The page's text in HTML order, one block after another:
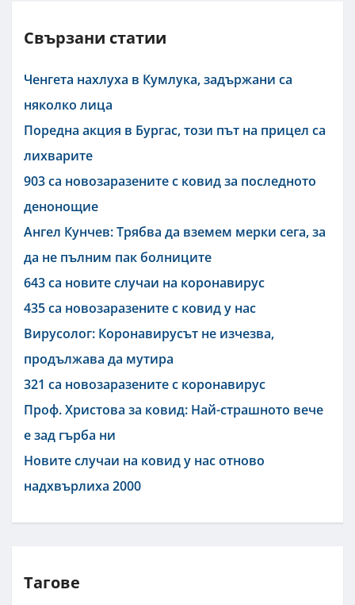
Свързани статии
Ченгета нахлуха в Кумлука, задържани са
няколко лица
Поредна акция в Бургас, този път на прицел са
лихварите
903 са новозаразените с ковид за последното
денонощие
Ангел Кунчев: Трябва да вземем мерки сега, за
да не пълним пак болниците
643 са новите случаи на коронавирус
435 са новозаразените с ковид у нас
Вирусолог: Коронавирусът не изчезва,
продължава да мутира
321 са новозаразените с коронавирус
Проф. Христова за ковид: Най-страшното вече
е зад гърба ни
Новите случаи на ковид у нас отново
надхвърлиха 2000
Тагове